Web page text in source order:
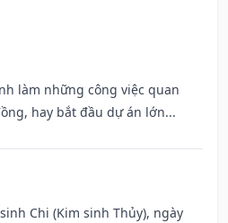
làm những công việc quan
hay bắt đầu dự án lớn...
Chi (Kim sinh Thủy), ngày